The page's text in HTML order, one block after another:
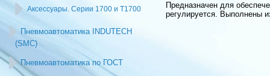
Аксессуары. Серии 1700 и T1700
Пневмоавтоматика INDUTECH
(SMC)
Пневмоавтоматика по ГОСТ
Предназначен для
регулируется. Выполнены